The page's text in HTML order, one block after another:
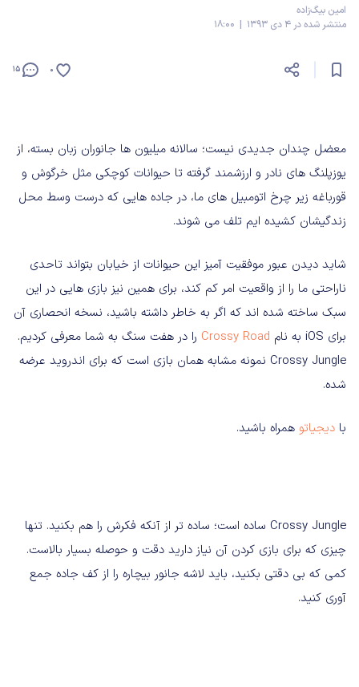
امین بیگ‌زاده
منتشر شده در 4 دی 1393 | 18:00
15 0
معضل چندان جدیدی نیست؛ سالانه میلیون ها جانوران زبان بسته، از
یوزپلنگ های نادر و ارزشمند گرفته تا حیوانات کوچکی مثل خرگوش و
قورباغه زیر چرخ اتومبیل های ما، در جاده هایی که درست وسط محل
زندگیشان کشیده ایم تلف می شوند.
شاید دیدن عبور موفقیت آمیز این حیوانات از خیابان بتواند تاحدی
ناراحتی ما را از واقعیت امر کم کند، برای همین نیز بازی هایی در این
سبک ساخته شده اند که اگر به خاطر داشته باشید، نسخه انحصاری آن
برای iOS به نام
Crossy Road را در هفت سنگ به شما معرفی کردیم.
Crossy Jungle نمونه مشابه همان بازی است که برای اندروید عرضه
شده.
با دیجیاتو همراه باشید.
Crossy Jungle ساده است؛ ساده تر از آنکه فکرش را هم بکنید. تنها
چیزی که برای بازی کردن آن نیاز دارید دقت و حوصله بسیار بالاست.
کمی که بی دقتی بکنید، باید لاشه جانور بیچاره را از کف جاده جمع
آوری کنید.